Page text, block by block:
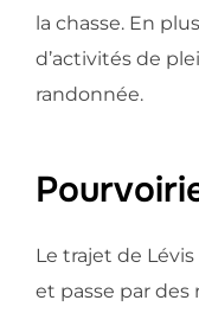
la chasse. En
d’activités de
randonnée.
Le trajet de
et passe par